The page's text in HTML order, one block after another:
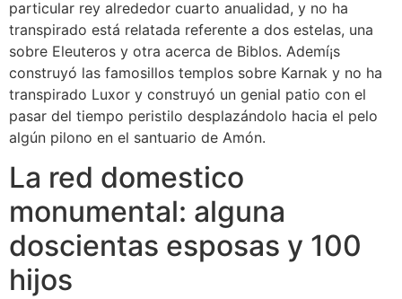
particular rey alrededor cuarto anualidad, y no ha
transpirado está relatada referente a dos estelas, una
sobre Eleuteros y otra acerca de Biblos. Ademí¡s
construyó las famosillos templos sobre Karnak y no ha
transpirado Luxor y construyó un genial patio con el
pasar del tiempo peristilo desplazándolo hacia el pelo
algún pilono en el santuario de Amón.
La red domestico
monumental: alguna
doscientas esposas y 100
hijos